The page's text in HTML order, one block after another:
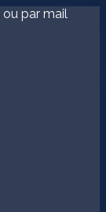
ou par mail